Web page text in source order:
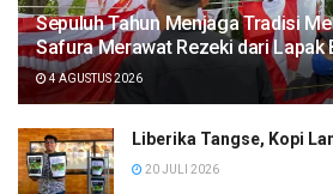
Sepuluh Tahun Menjaga Tradisi
Safura Merawat Rezeki dari Lapak
4 AGUSTUS 2026
Liberika Tangse, Kopi
20 JULI 2026